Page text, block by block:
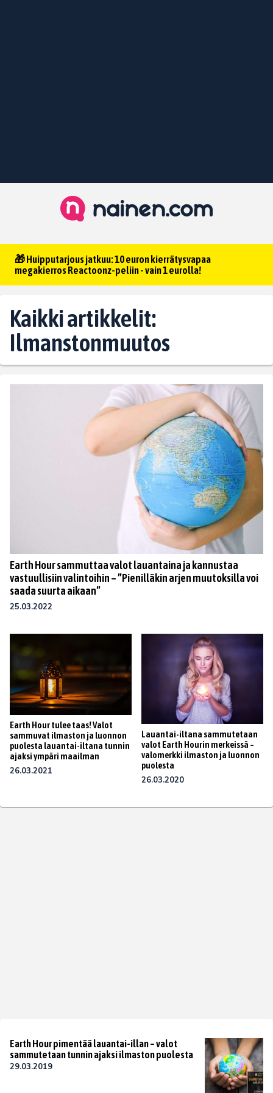
🎁 Huipputarjous jatkuu: 10 euron kierrätysvapaa
megakierros Reactoonz-peliin - vain 1 eurolla!
Kaikki artikkelit:
Ilmanstonmuutos
Earth Hour sammuttaa valot lauantaina ja kannustaa
vastuullisiin valintoihin – ”Pienilläkin arjen muutoksilla voi
saada suurta aikaan”
25.03.2022
Earth Hour tulee taas! Valot
sammuvat ilmaston ja luonnon
puolesta lauantai-iltana tunnin
ajaksi ympäri maailman
26.03.2021
Lauantai-iltana sammutetaan
valot Earth Hourin merkeissä –
valomerkki ilmaston ja luonnon
puolesta
26.03.2020
Earth Hour pimentää lauantai-illan – valot
sammutetaan tunnin ajaksi ilmaston puolesta
29.03.2019